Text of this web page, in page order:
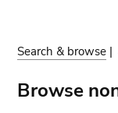
Search & browse
Browse